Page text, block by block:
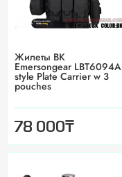
Жилеты BK
Emersongear LBT6094A
style Plate Carrier w 3
pouches
78 000₸